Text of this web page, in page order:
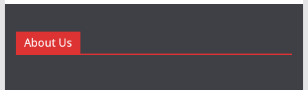
About Us